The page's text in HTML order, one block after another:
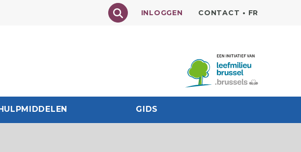
Texte à rechercher
INLOGGEN CONTACT • FR
HULPMIDDELEN GIDS